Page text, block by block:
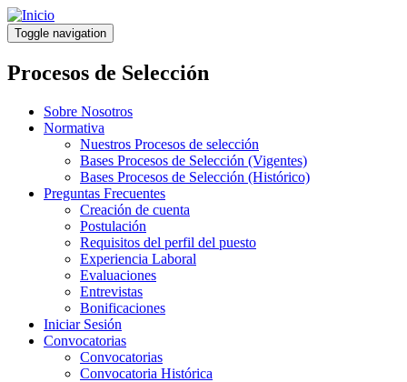
Pasar
al
contenido
principal
Toggle navigation
Procesos de Selección
Sobre Nosotros
Normativa
Nuestros Procesos de selección
Bases Procesos de Selección (Vigentes)
Bases Procesos de Selección (Histórico)
Preguntas Frecuentes
Creación de cuenta
Postulación
Requisitos del perfil del puesto
Experiencia Laboral
Evaluaciones
Entrevistas
Bonificaciones
Iniciar Sesión
Convocatorias
Convocatorias
Convocatoria Histórica